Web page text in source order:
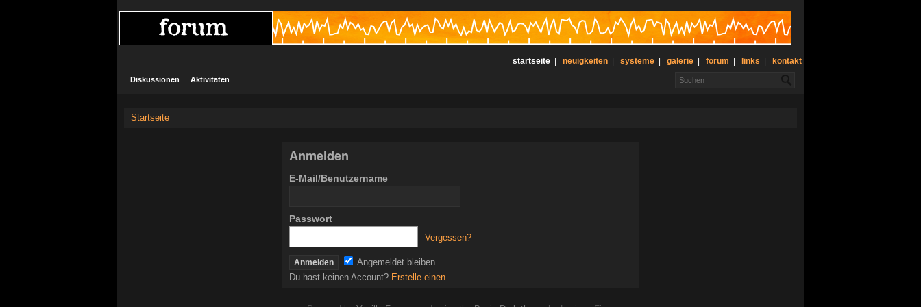
startseite neuigkeiten systeme galerie forum links kontakt
Diskussionen Aktivitäten
Startseite
Anmelden
E-Mail/Benutzername
Passwort
Vergessen?
Angemeldet bleiben
Du hast keinen Account? Erstelle einen.